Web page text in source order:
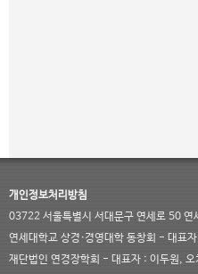
개인정보처리방침
03722 서울특별시 서대문구 연세로 50 연
연세대학교 상경·경영대학 동창회 - 대
재단법인 연경장학회 - 대표자 : 이두원,